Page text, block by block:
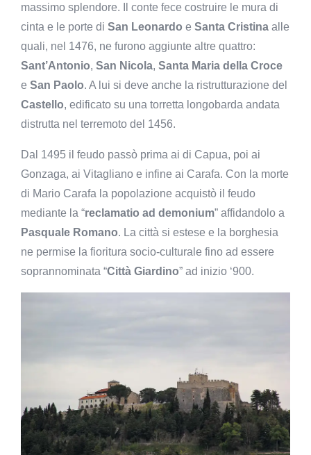
massimo splendore. Il conte fece costruire le mura di
cinta e le porte di San Leonardo e Santa Cristina alle
quali, nel 1476, ne furono aggiunte altre quattro:
Sant’Antonio, San Nicola, Santa Maria della Croce
e San Paolo. A lui si deve anche la ristrutturazione del
Castello, edificato su una torretta longobarda andata
distrutta nel terremoto del 1456.
Dal 1495 il feudo passò prima ai di Capua, poi ai
Gonzaga, ai Vitagliano e infine ai Carafa. Con la morte
di Mario Carafa la popolazione acquistò il feudo
mediante la “reclamatio ad demonium” affidandolo a
Pasquale Romano. La città si estese e la borghesia
ne permise la fioritura socio-culturale fino ad essere
soprannominata “Città Giardino” ad inizio ‘900.